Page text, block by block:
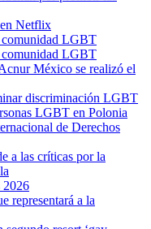
Netflix
comunidad LGBT
comunidad LGBT
México se realizó el
discriminación LGBT
LGBT en Polonia
de Derechos
a las críticas por la
2026
representará a la